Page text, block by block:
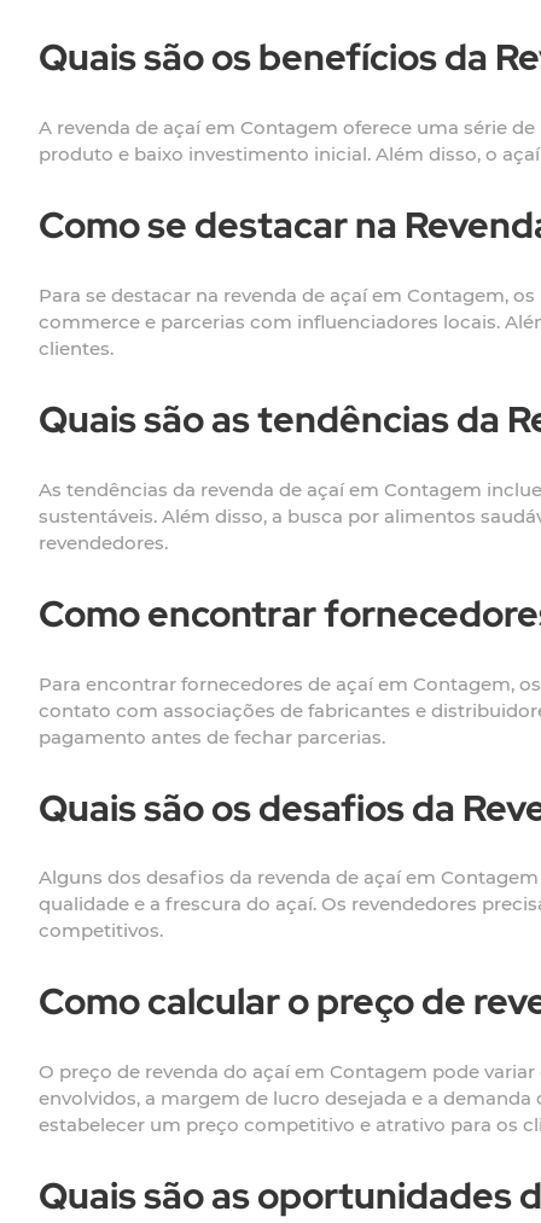
Quais são os benefícios da
A revenda de açaí em Contagem oferece uma série
produto e baixo investimento inicial. Além disso, o
Como se destacar na
Para se destacar na revenda de açaí em Contagem,
commerce e parcerias com influenciadores locais.
clientes.
Quais são as tendências da
As tendências da revenda de açaí em Contagem
sustentáveis. Além disso, a busca por alimentos
revendedores.
Como encontrar
Para encontrar fornecedores de açaí em Contagem,
contato com associações de fabricantes e
pagamento antes de fechar parcerias.
Quais são os desafios da
Alguns dos desafios da revenda de açaí em
qualidade e a frescura do açaí. Os revendedores
competitivos.
Como calcular o preço de
O preço de revenda do açaí em Contagem pode
envolvidos, a margem de lucro desejada e a
estabelecer um preço competitivo e atrativo para os
Quais são as oportunidades